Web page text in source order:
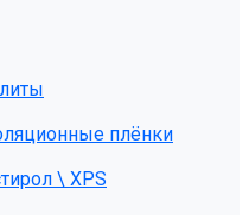
плёнки
\ XPS